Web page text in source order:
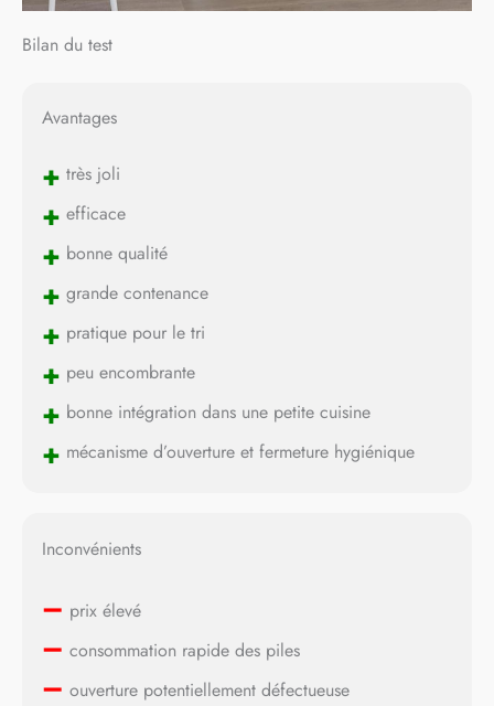
Bilan du test
Avantages
+ très joli
+ efficace
+ bonne qualité
+ grande contenance
+ pratique pour le tri
+ peu encombrante
+ bonne intégration dans une petite cuisine
+ mécanisme d’ouverture et fermeture hygiénique
Inconvénients
– prix élevé
– consommation rapide des piles
– ouverture potentiellement défectueuse